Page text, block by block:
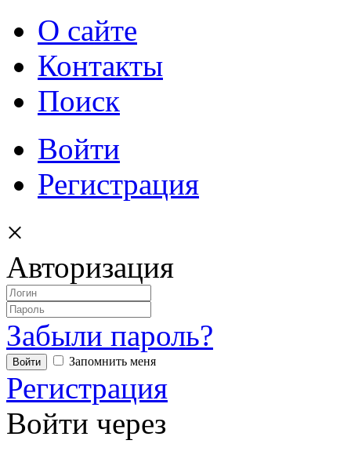
О сайте
Контакты
Поиск
Войти
Регистрация
×
Авторизация
Забыли пароль?
Запомнить меня
Регистрация
Войти через